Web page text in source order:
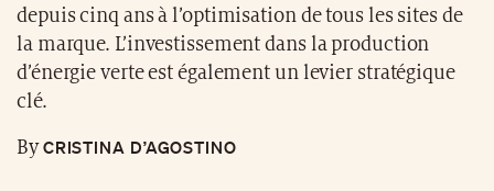
depuis cinq ans à l’optimisation de tous les sites de
la marque. L’investissement dans la production
d’énergie verte est également un levier stratégique
clé.
ByCRISTINA D’AGOSTINO